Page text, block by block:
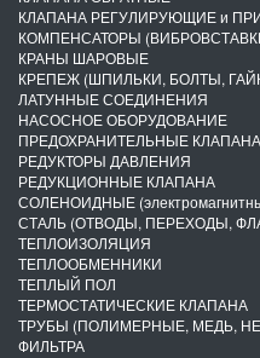
КЛАПАНА РЕГУЛИРУЮЩИЕ и
КОМПЕНСАТОРЫ
КРАНЫ ШАРОВЫЕ
КРЕПЕЖ (ШПИЛЬКИ, БОЛТЫ,
ЛАТУННЫЕ СОЕДИНЕНИЯ
НАСОСНОЕ ОБОРУДОВАНИЕ
ПРЕДОХРАНИТЕЛЬНЫЕ КЛАПАНА
РЕДУКТОРЫ ДАВЛЕНИЯ
РЕДУКЦИОННЫЕ КЛАПАНА
СОЛЕНОИДНЫЕ
СТАЛЬ (ОТВОДЫ, ПЕРЕХОДЫ,
ТЕПЛОИЗОЛЯЦИЯ
ТЕПЛООБМЕННИКИ
ТЕПЛЫЙ ПОЛ
ТЕРМОСТАТИЧЕСКИЕ КЛАПАНА
ТРУБЫ (ПОЛИМЕРНЫЕ, МЕДЬ,
ФИЛЬТРА